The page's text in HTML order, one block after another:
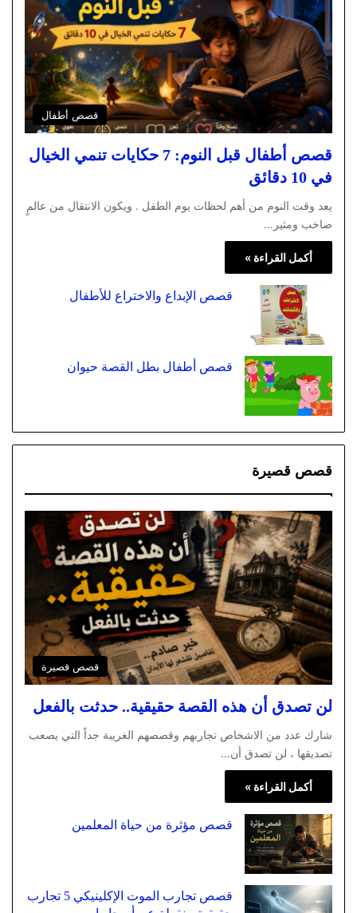
قصص أطفال
قصص أطفال قبل النوم: 7 حكايات تنمي الخيال
في 10 دقائق
يعد وقت النوم من أهم لحظات يوم الطفل . ويكون الانتقال من عالمٍ
صاخب ومثير…
أكمل القراءة »
قصص الإبداع والاختراع للأطفال
قصص أطفال بطل القصة حيوان
قصص قصيرة
قصص قصيرة
لن تصدق أن هذه القصة حقيقية.. حدثت بالفعل
شارك عدد من الاشخاص تجاربهم وقصصهم الغريبة جداً التي يصعب
تصديقها ، لن تصدق أن…
أكمل القراءة »
قصص مؤثرة من حياة المعلمين
قصص تجارب الموت الإكلينيكي 5 تجارب